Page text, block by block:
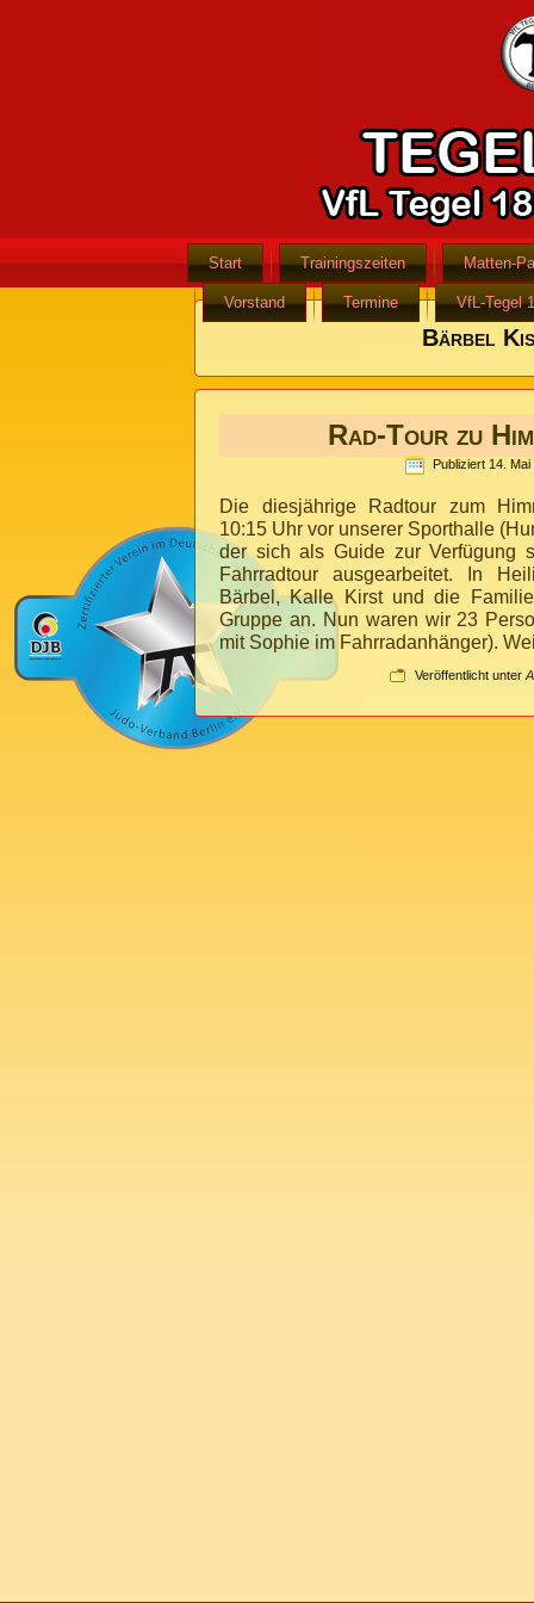
Start Trainingszeiten Matten-
Vorstand Termine VfL-Tegel
Bärbel
Rad-Tour zu
Publiziert 14. Mai
Die diesjährige Radtour zum
10:15 Uhr vor unserer Sporthalle
der sich als Guide zur Verfügung
Fahrradtour ausgearbeitet. In
Bärbel, Kalle Kirst und die
Gruppe an. Nun waren wir 23
mit Sophie im Fahrradanhänger).
Veröffentlicht unter